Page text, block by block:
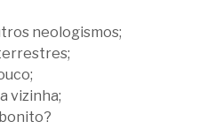
neologismos;
vizinha;